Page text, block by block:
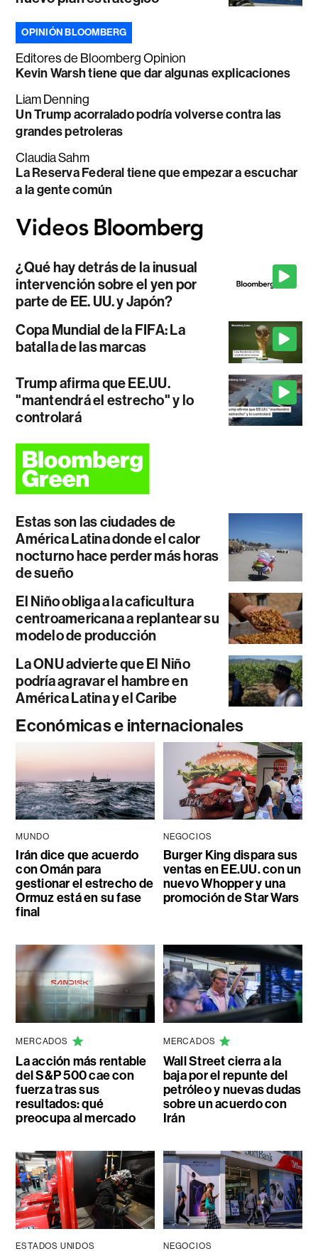
OPINIÓN BLOOMBERG
Editores de Bloomberg Opinion
Kevin Warsh tiene que dar algunas explicaciones
Liam Denning
Un Trump acorralado podría volverse contra las
grandes petroleras
Claudia Sahm
La Reserva Federal tiene que empezar a escuchar
a la gente común
¿Qué hay detrás de la inusual
intervención sobre el yen por
parte de EE. UU. y Japón?
Copa Mundial de la FIFA: La
batalla de las marcas
Trump afirma que EE.UU.
"mantendrá el estrecho" y lo
controlará
Estas son las ciudades de
América Latina donde el calor
nocturno hace perder más horas
de sueño
El Niño obliga a la caficultura
centroamericana a replantear su
modelo de producción
La ONU advierte que El Niño
podría agravar el hambre en
América Latina y el Caribe
Económicas e internacionales
MUNDO
Irán dice que acuerdo
con Omán para
gestionar el estrecho de
Ormuz está en su fase
final
NEGOCIOS
Burger King dispara sus
ventas en EE.UU. con un
nuevo Whopper y una
promoción de Star Wars
MERCADOS
La acción más rentable
del S&P 500 cae con
fuerza tras sus
resultados: qué
preocupa al mercado
MERCADOS
Wall Street cierra a la
baja por el repunte del
petróleo y nuevas dudas
sobre un acuerdo con
Irán
ESTADOS UNIDOS NEGOCIOS